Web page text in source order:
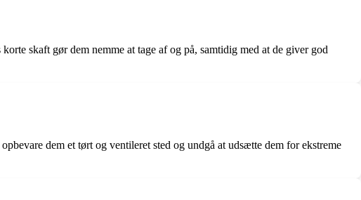
skaft gør dem nemme at tage af og på, samtidig med at de giver god
dem et tørt og ventileret sted og undgå at udsætte dem for ekstreme